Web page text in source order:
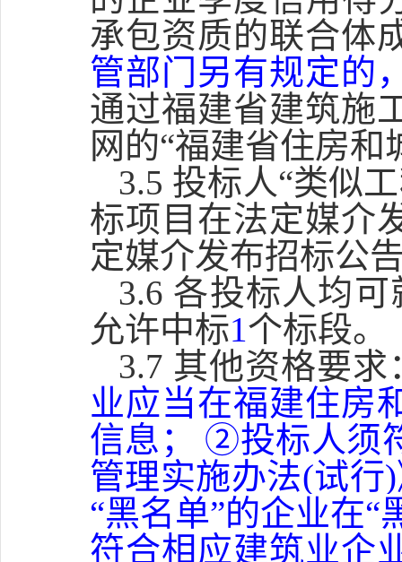
承包资质的联合体
管部门另有规定的
通过福建省建筑施
网的“福建省住房
3.5 投标人“类似
标项目在法定媒介
定媒介发布招标公
3.6 各投标人均
允许中标1个标段。
3.7 其他资格要求
业应当在福建住房
信息； ②投标人须
管理实施办法(试行
“黑名单”的企业在
符合相应建筑业企